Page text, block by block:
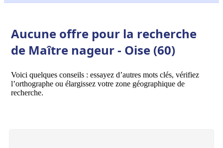
Aucune offre pour la recherche
de Maître nageur - Oise (60)
Voici quelques conseils : essayez d’autres mots clés, vérifiez
l’orthographe ou élargissez votre zone géographique de
recherche.